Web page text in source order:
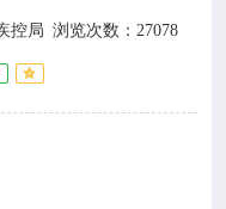

控局 浏览次数：27078